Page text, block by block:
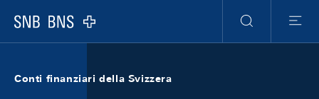
Logo
Ricerca
Menu
Conti finanziari della Svizzera